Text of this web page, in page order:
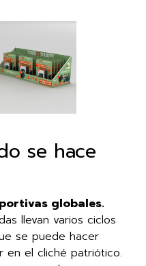
se hace
globales.
llevan varios ciclos
se puede hacer
en el cliché patriótico.